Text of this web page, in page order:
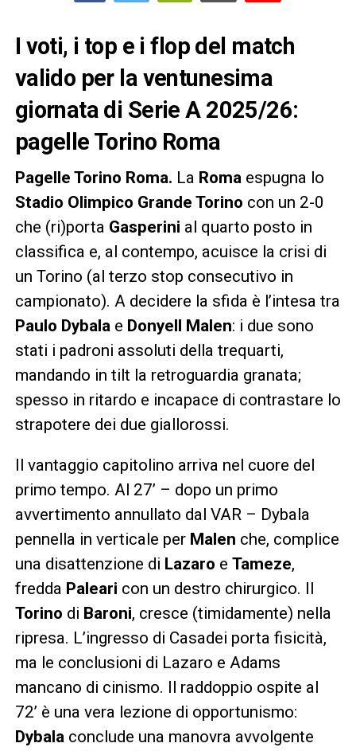
I voti, i top e i flop del match
valido per la ventunesima
giornata di Serie A 2025/26:
pagelle Torino Roma
Pagelle Torino Roma. La Roma espugna lo
Stadio Olimpico Grande Torino con un 2-0
che (ri)porta Gasperini al quarto posto in
classifica e, al contempo, acuisce la crisi di
un Torino (al terzo stop consecutivo in
campionato). A decidere la sfida è l’intesa tra
Paulo Dybala e Donyell Malen: i due sono
stati i padroni assoluti della trequarti,
mandando in tilt la retroguardia granata;
spesso in ritardo e incapace di contrastare lo
strapotere dei due giallorossi.
Il vantaggio capitolino arriva nel cuore del
primo tempo. Al 27’ – dopo un primo
avvertimento annullato dal VAR – Dybala
pennella in verticale per Malen che, complice
una disattenzione di Lazaro e Tameze,
fredda Paleari con un destro chirurgico. Il
Torino di Baroni, cresce (timidamente) nella
ripresa. L’ingresso di Casadei porta fisicità,
ma le conclusioni di Lazaro e Adams
mancano di cinismo. Il raddoppio ospite al
72’ è una vera lezione di opportunismo:
Dybala conclude una manovra avvolgente